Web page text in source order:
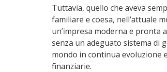
Tuttavia, quello che aveva
familiare e coesa, nell’attuale
un’impresa moderna e pronta
senza un adeguato sistema di
mondo in continua evoluzione
finanziarie.